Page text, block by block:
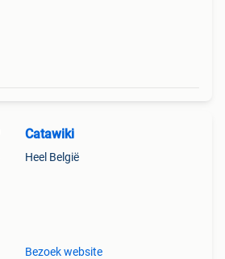
Catawiki
Heel België
Bezoek website